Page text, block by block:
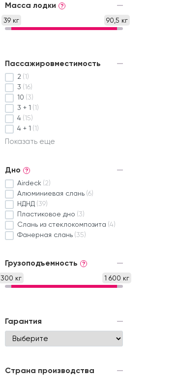
Масса лодки ?
39 кг 90,5 кг
Пассажировместимость
2 (1)
3 (16)
10 (3)
3 + 1 (1)
4 (15)
4 + 1 (1)
Показать еще
Дно ?
Airdeck (2)
Алюминиевая слань (6)
НДНД (39)
Пластиковое дно (3)
Слань из стеклокомпозита (4)
Фанерная слань (35)
Грузоподъемность ?
300 кг 1 600 кг
Гарантия
Страна производства